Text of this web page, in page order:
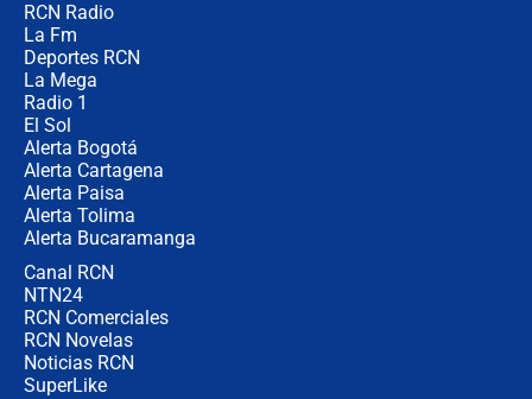
RCN Radio
La Fm
Deportes RCN
La Mega
Radio 1
El Sol
Alerta Bogotá
Alerta Cartagena
Alerta Paisa
Alerta Tolima
Alerta Bucaramanga
Canal RCN
NTN24
RCN Comerciales
RCN Novelas
Noticias RCN
SuperLike